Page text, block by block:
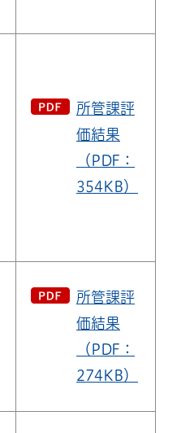
所管課評
価結果
（PDF：
354KB）
所管課評
価結果
（PDF：
274KB）